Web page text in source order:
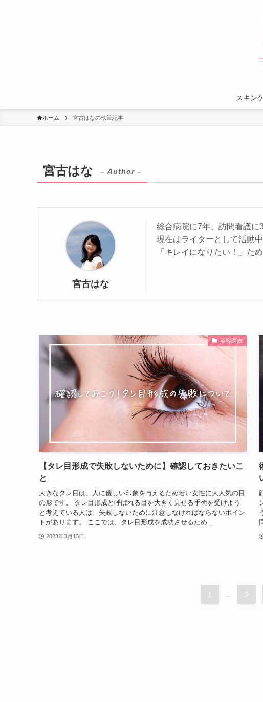
スキン
ホーム 宮古はなの執筆記事
宮古はな – Author –
宮古はな
総合病院に7年、訪問看護に
現在はライターとして活動中
「キレイになりたい！」た
美容医療
【タレ目形成で失敗しないために】確認しておきたいこ
と
大きなタレ目は、人に優しい印象を与えるため若い女性に大人気の目
の形です。 タレ目形成と呼ばれる目を大きく見せる手術を受けよう
と考えている人は、失敗しないために注意しなければならないポイン
トがあります。 ここでは、タレ目形成を成功させるため...
2023年3月13日
1 ... 2